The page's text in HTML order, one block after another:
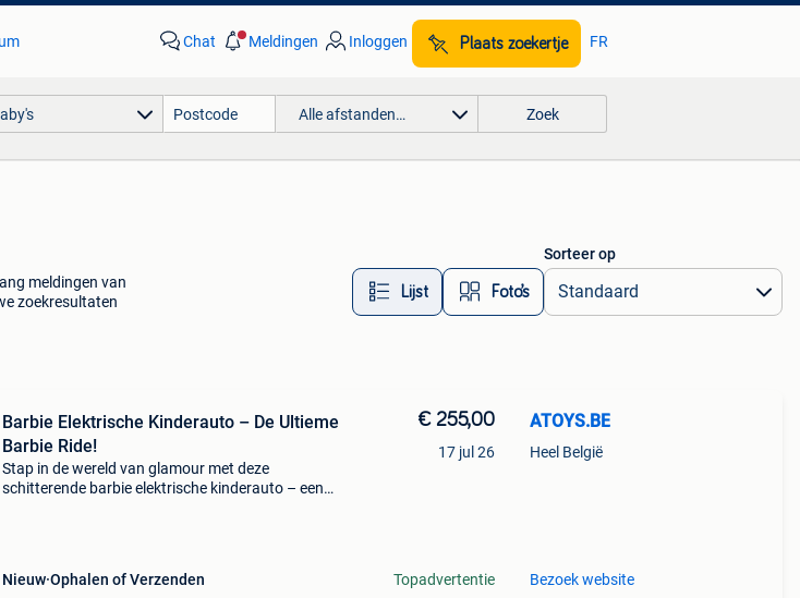
Chat Meldingen Inloggen Plaats zoekertje FR
Alle afstanden… Zoek
meldingen van
zoekresultaten
Lijst Foto’s
Sorteer op
Barbie Elektrische Kinderauto – De Ultieme
Barbie Ride!
Stap in de wereld van glamour met deze
schitterende barbie elektrische kinderauto – een
Nieuw Ophalen of Verzenden
€ 255,00
17 jul 26
Topadvertentie
ATOYS.BE
Heel België
Bezoek website